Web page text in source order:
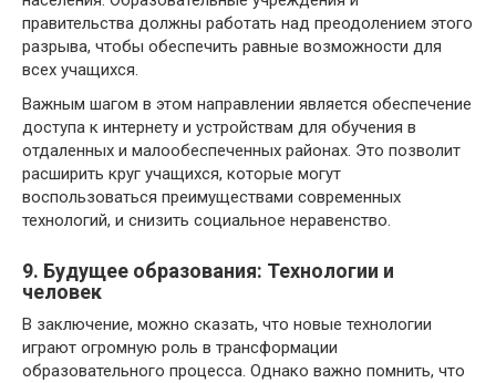
правительства должны работать над преодолением этого
разрыва, чтобы обеспечить равные возможности для
всех учащихся.
Важным шагом в этом направлении является обеспечение
доступа к интернету и устройствам для обучения в
отдаленных и малообеспеченных районах. Это позволит
расширить круг учащихся, которые могут
воспользоваться преимуществами современных
технологий, и снизить социальное неравенство.
9. Будущее образования: Технологии и
человек
В заключение, можно сказать, что новые технологии
играют огромную роль в трансформации
образовательного процесса. Однако важно помнить, что